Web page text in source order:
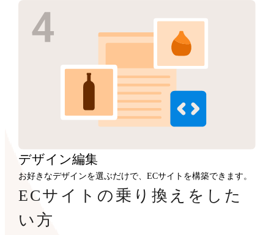
デザイン編集
お好きなデザインを選ぶだけで、ECサイトを構築できます。
ECサイトの乗り換えをした
い方